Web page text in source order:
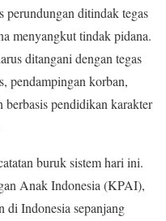
perundungan ditindak tegas
menyangkut tindak pidana.
ditangani dengan tegas
pendampingan korban,
berbasis pendidikan karakter
buruk sistem hari ini.
Anak Indonesia (KPAI),
di Indonesia sepanjang